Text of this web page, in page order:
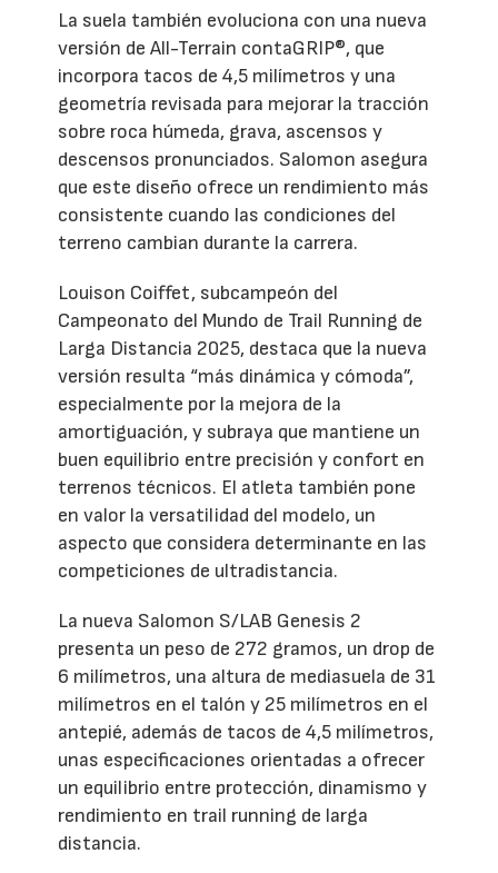
La suela también evoluciona con una nueva
versión de All-Terrain contaGRIP®, que
incorpora tacos de 4,5 milímetros y una
geometría revisada para mejorar la tracción
sobre roca húmeda, grava, ascensos y
descensos pronunciados. Salomon asegura
que este diseño ofrece un rendimiento más
consistente cuando las condiciones del
terreno cambian durante la carrera.
Louison Coiffet, subcampeón del
Campeonato del Mundo de Trail Running de
Larga Distancia 2025, destaca que la nueva
versión resulta “más dinámica y cómoda”,
especialmente por la mejora de la
amortiguación, y subraya que mantiene un
buen equilibrio entre precisión y confort en
terrenos técnicos. El atleta también pone
en valor la versatilidad del modelo, un
aspecto que considera determinante en las
competiciones de ultradistancia.
La nueva Salomon S/LAB Genesis 2
presenta un peso de 272 gramos, un drop de
6 milímetros, una altura de mediasuela de 31
milímetros en el talón y 25 milímetros en el
antepié, además de tacos de 4,5 milímetros,
unas especificaciones orientadas a ofrecer
un equilibrio entre protección, dinamismo y
rendimiento en trail running de larga
distancia.